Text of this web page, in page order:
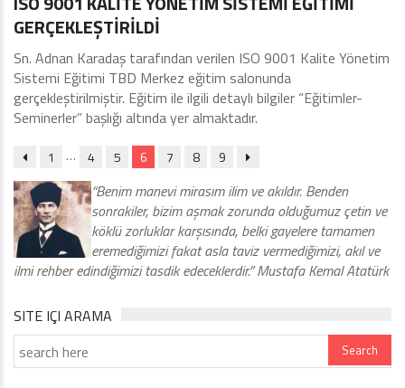
GERÇEKLEŞTİRİLDİ
Sn. Adnan Karadaş tarafından verilen ISO 9001 Kalite Yönetim
Sistemi Eğitimi TBD Merkez eğitim salonunda
gerçekleştirilmiştir. Eğitim ile ilgili detaylı bilgiler “Eğitimler-
Seminerler” başlığı altında yer almaktadır.
1 … 4 5 6 7 8 9
“Benim manevi mirasım ilim ve akıldır. Benden
sonrakiler, bizim aşmak zorunda olduğumuz çetin ve
köklü zorluklar karşısında, belki gayelere tamamen
eremediğimizi fakat asla taviz vermediğimizi, akıl ve
ilmi rehber edindiğimizi tasdik edeceklerdir.” Mustafa Kemal Atatürk
SITE IÇI ARAMA